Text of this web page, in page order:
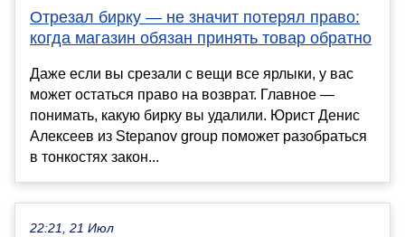
Отрезал бирку — не значит потерял право:
когда магазин обязан принять товар обратно
Даже если вы срезали с вещи все ярлыки, у вас
может остаться право на возврат. Главное —
понимать, какую бирку вы удалили. Юрист Денис
Алексеев из Stepanov group поможет разобраться
в тонкостях закон...
22:21, 21 Июл